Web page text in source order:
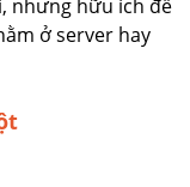
nhưng hữu ích để
ở server hay